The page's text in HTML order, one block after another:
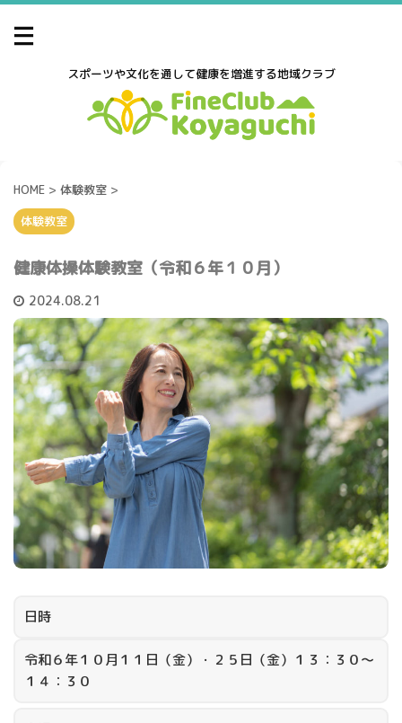
スポーツや文化を通して健康を増進する地域クラブ
HOME > 体験教室 >
体験教室
健康体操体験教室（令和６年１０月）
2024.08.21
日時
令和６年１０月１１日（金）・２５日（金）１３：３０～
１４：３０